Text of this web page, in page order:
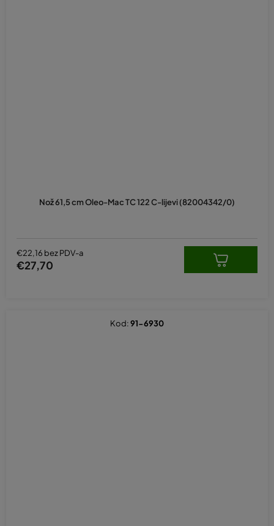
Nož 61,5 cm Oleo-Mac TC 122 C-lijevi (82004342/0)
€22,16 bez PDV-a
€27,70
Kod:91-6930